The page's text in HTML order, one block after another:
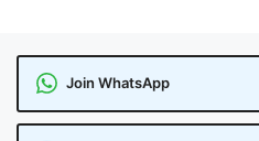
Join WhatsApp